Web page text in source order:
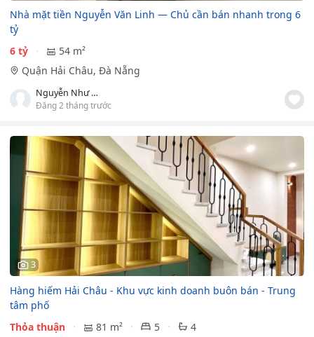
Nhà mặt tiền Nguyễn Văn Linh — Chủ cần bán nhanh trong 6
tỷ
6 tỷ
54 m²
Quận Hải Châu, Đà Nẵng
Nguyễn Như Thùy Nhung
Đăng 2 tháng trước
3
Hàng hiếm Hải Châu - Khu vực kinh doanh buôn bán - Trung
tâm phố
Thỏa thuận
81 m² 5
4